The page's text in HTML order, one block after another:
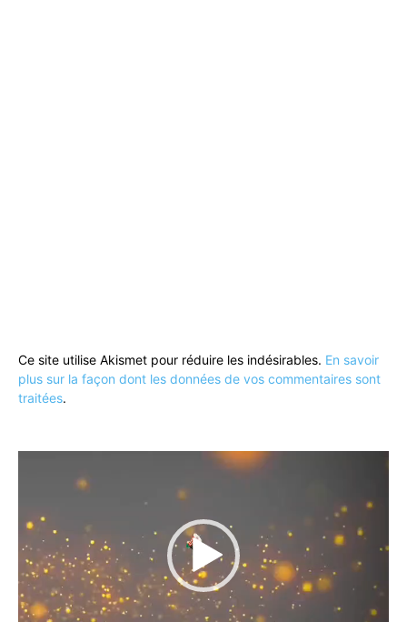
Ce site utilise Akismet pour réduire les indésirables. En savoir
plus sur la façon dont les données de vos commentaires sont
traitées.